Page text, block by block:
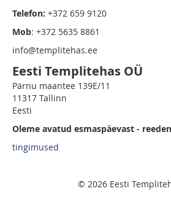
Telefon: +372 659 9120
Mob: +372 5635 8861
info@templitehas.ee
Eesti Templitehas OÜ
Pärnu maantee 139E/11
11317 Tallinn
Eesti
Oleme avatud esmaspäevast -
tingimused
© 2026 Eesti